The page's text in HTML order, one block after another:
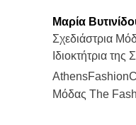
Mαρία
Σχεδιάστρια
Ιδιοκτήτρια
Μόδας The